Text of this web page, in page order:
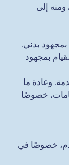
ومنه إلى
بدني.
بمجهود
وعادة ما
خصوصًا
خصوصًا في